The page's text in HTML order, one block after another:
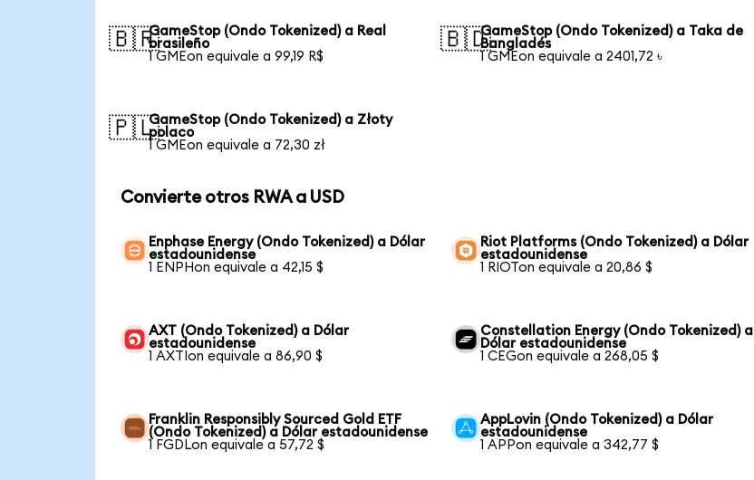
🇧🇷GameStop (Ondo Tokenized) a Real
brasileño
1 GMEon equivale a 99,19 R$
🇧🇩GameStop (Ondo Tokenized) a Taka de
Bangladés
1 GMEon equivale a 2401,72 ৳
🇵🇱GameStop (Ondo Tokenized) a Złoty
polaco
1 GMEon equivale a 72,30 zł
Convierte otros RWA a USD
Enphase Energy (Ondo Tokenized) a Dólar
estadounidense
1 ENPHon equivale a 42,15 $
Riot Platforms (Ondo Tokenized) a Dólar
estadounidense
1 RIOTon equivale a 20,86 $
AXT (Ondo Tokenized) a Dólar
estadounidense
1 AXTIon equivale a 86,90 $
Constellation Energy (Ondo Tokenized) a
Dólar estadounidense
1 CEGon equivale a 268,05 $
Franklin Responsibly Sourced Gold ETF
(Ondo Tokenized) a Dólar estadounidense
1 FGDLon equivale a 57,72 $
AppLovin (Ondo Tokenized) a Dólar
estadounidense
1 APPon equivale a 342,77 $